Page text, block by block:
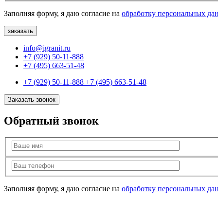
Заполняя форму, я даю согласие на обработку персональных
info@igranit.ru
+7 (929) 50-11-888
+7 (495) 663-51-48
+7 (929) 50-11-888 +7 (495) 663-51-48
Заказать звонок
Обратный звонок
Заполняя форму, я даю согласие на обработку персональных